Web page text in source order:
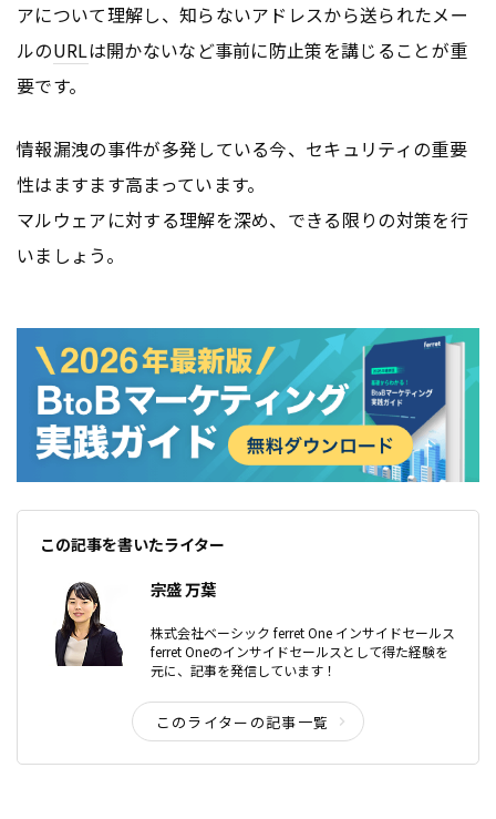
アについて理解し、知らないアドレスから送られたメー
ルのURLは開かないなど事前に防止策を講じることが重
要です。
情報漏洩の事件が多発している今、セキュリティの重要
性はますます高まっています。
マルウェアに対する理解を深め、できる限りの対策を行
いましょう。
この記事を書いたライター
宗盛 万葉
株式会社ベーシック ferret One インサイドセールス
ferret Oneのインサイドセールスとして得た経験を
元に、記事を発信しています！
このライターの記事一覧